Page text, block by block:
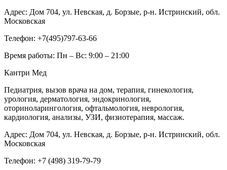
Адрес: Дом 704, ул. Невская, д. Борзые, р-н. Истринский, обл.
Московская
Телефон: +7(495)797-63-66
Время работы: Пн – Вс: 9:00 – 21:00
Кантри Мед
Педиатрия, вызов врача на дом, терапия, гинекология,
урология, дерматология, эндокринология,
оториноларингология, офтальмология, неврология,
кардиология, анализы, УЗИ, физиотерапия, массаж.
Адрес: Дом 704, ул. Невская, д. Борзые, р-н. Истринский, обл.
Московская
Телефон: +7 (498) 319-79-79